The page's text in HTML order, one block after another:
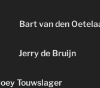
Bart van den
Jerry de Bruijn
Touwslager